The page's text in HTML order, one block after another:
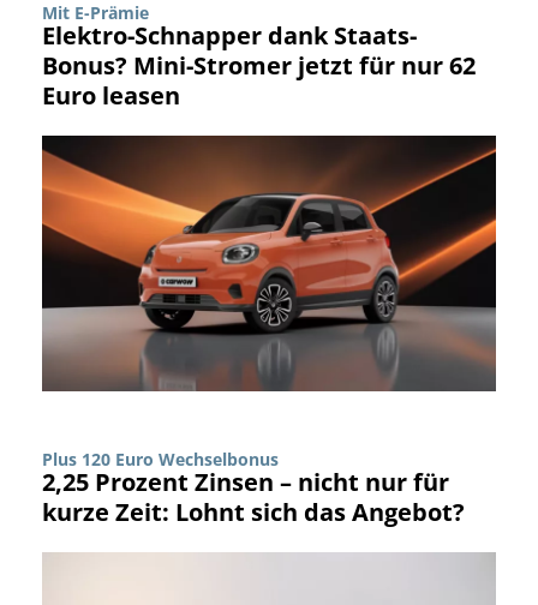
Mit E-Prämie
Elektro-Schnapper dank Staats-
Bonus? Mini-Stromer jetzt für nur 62
Euro leasen
Plus 120 Euro Wechselbonus
2,25 Prozent Zinsen – nicht nur für
kurze Zeit: Lohnt sich das Angebot?